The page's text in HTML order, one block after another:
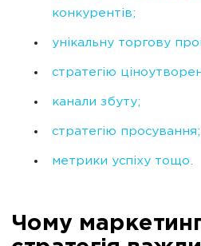
конкурентів;
унікальну торгову
стратегію
канали збуту;
стратегію просування;
метрики успіху тощо.
Чому